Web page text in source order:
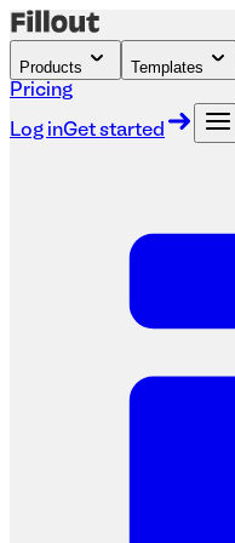
Products Templates
Pricing
Log inGet started